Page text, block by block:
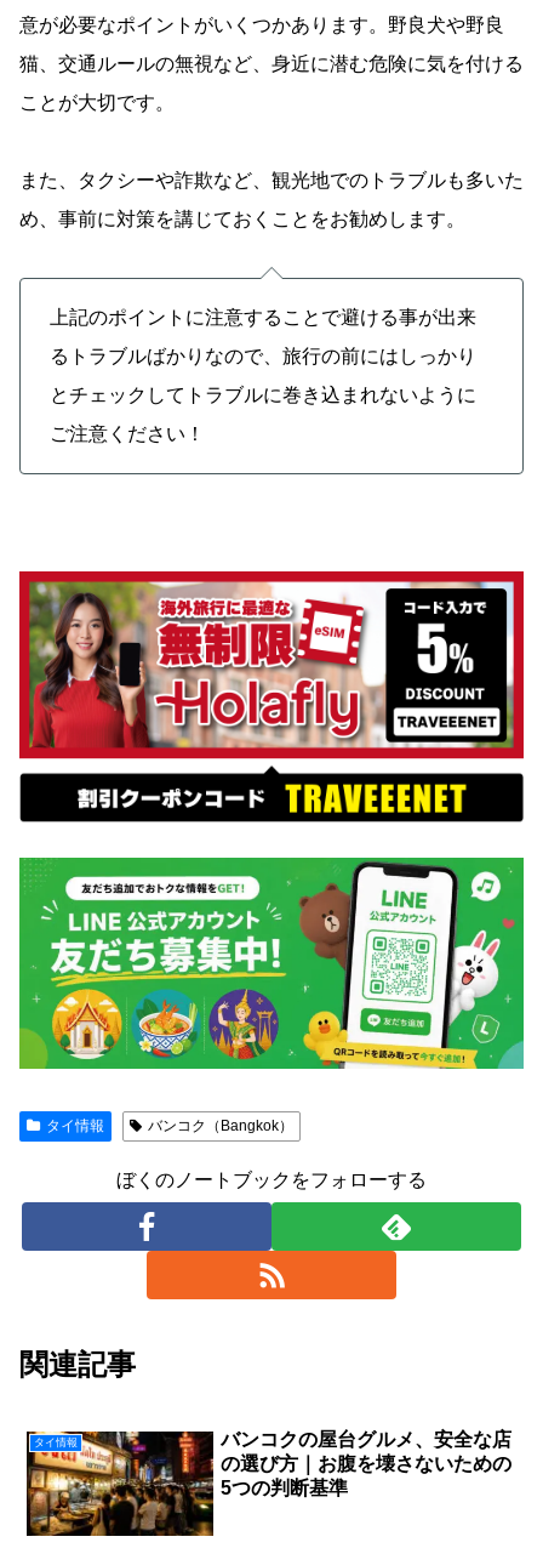
意が必要なポイントがいくつかあります。野良犬や野良
猫、交通ルールの無視など、身近に潜む危険に気を付ける
ことが大切です。
また、タクシーや詐欺など、観光地でのトラブルも多いた
め、事前に対策を講じておくことをお勧めします。
上記のポイントに注意することで避ける事が出来
るトラブルばかりなので、旅行の前にはしっかり
とチェックしてトラブルに巻き込まれないように
ご注意ください！
タイ情報 バンコク（Bangkok）
ぼくのノートブックをフォローする
関連記事
タイ情報
バンコクの屋台グルメ、安全な店
の選び方｜お腹を壊さないための
5つの判断基準